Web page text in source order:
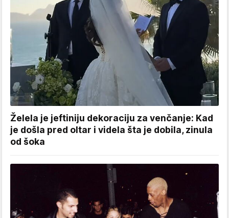
Želela je jeftiniju dekoraciju za venčanje: Kad
je došla pred oltar i videla šta je dobila, zinula
od šoka